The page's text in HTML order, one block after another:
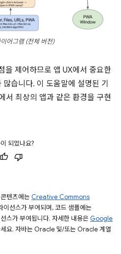
어그램 (전체 버전)
을 제어하므로 앱 UX에서 중요한
습니다. 이 도움말에 설명된 기
서 최상의 앱과 같은 환경을 구현
되었나요?
텐츠에는 Creative Commons
이선스가 부여되며, 코드 샘플에는
스가 부여됩니다. 자세한 내용은 Google
요. 자바는 Oracle 및/또는 Oracle 계열